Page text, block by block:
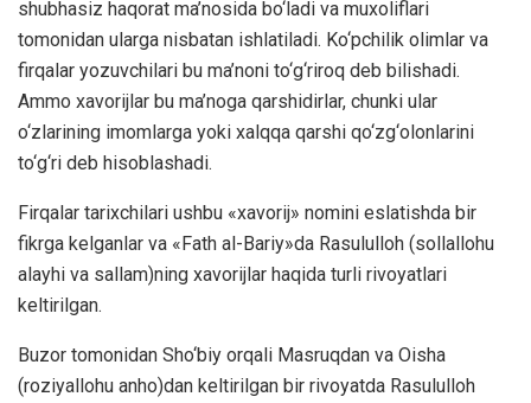
shubhasiz haqorat ma’nosida bo‘ladi va muxoliflari
tomonidan ularga nisbatan ishlatiladi. Ko‘pchilik olimlar va
firqalar yozuvchilari bu ma’noni to‘g‘riroq deb bilishadi.
Ammo xavorijlar bu ma’noga qarshidirlar, chunki ular
o‘zlarining imomlarga yoki xalqqa qarshi qo‘zg‘olonlarini
to‘g‘ri deb hisoblashadi.
Firqalar tarixchilari ushbu «xavorij» nomini eslatishda bir
fikrga kelganlar va «Fath al-Bariy»da Rasululloh (sollallohu
alayhi va sallam)ning xavorijlar haqida turli rivoyatlari
keltirilgan.
Buzor tomonidan Sho‘biy orqali Masruqdan va Oisha
(roziyallohu anho)dan keltirilgan bir rivoyatda Rasululloh